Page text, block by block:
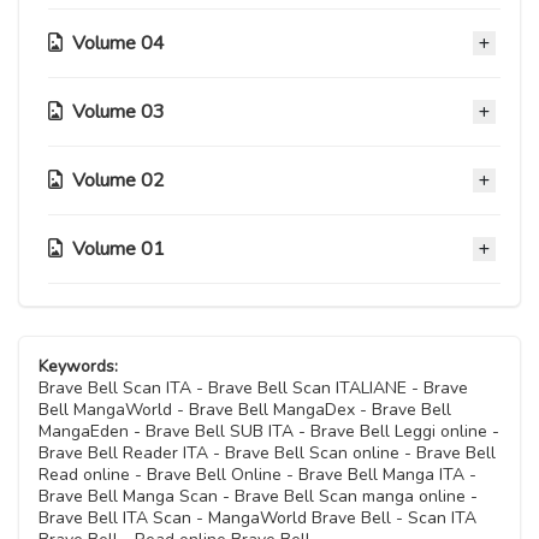
Capitolo 41
10 Maggio 2026
Capitolo 37
10 Maggio 2026
Capitolo 36
Volume 04
Capitolo 32
10 Maggio 2026
Capitolo 29
10 Maggio 2026
Capitolo 28
10 Maggio 2026
Volume 03
Capitolo 23
Capitolo 21
10 Maggio 2026
Capitolo 20
10 Maggio 2026
Volume 02
Capitolo 14
10 Maggio 2026
Capitolo 12
10 Maggio 2026
Capitolo 11
Volume 01
Capitolo 04
10 Maggio 2026
Capitolo 03
Keywords:
Brave Bell Scan ITA - Brave Bell Scan ITALIANE - Brave
Bell MangaWorld - Brave Bell MangaDex - Brave Bell
MangaEden - Brave Bell SUB ITA - Brave Bell Leggi online -
Brave Bell Reader ITA - Brave Bell Scan online - Brave Bell
Read online - Brave Bell Online - Brave Bell Manga ITA -
Brave Bell Manga Scan - Brave Bell Scan manga online -
Brave Bell ITA Scan - MangaWorld Brave Bell - Scan ITA